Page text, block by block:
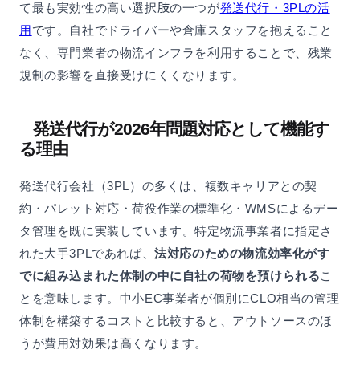
て最も実効性の高い選択肢の一つが発送代行・3PLの活
用です。自社でドライバーや倉庫スタッフを抱えること
なく、専門業者の物流インフラを利用することで、残業
規制の影響を直接受けにくくなります。
発送代行が2026年問題対応として機能す
る理由
発送代行会社（3PL）の多くは、複数キャリアとの契
約・パレット対応・荷役作業の標準化・WMSによるデー
タ管理を既に実装しています。特定物流事業者に指定さ
れた大手3PLであれば、法対応のための物流効率化がす
でに組み込まれた体制の中に自社の荷物を預けられるこ
とを意味します。中小EC事業者が個別にCLO相当の管理
体制を構築するコストと比較すると、アウトソースのほ
うが費用対効果は高くなります。